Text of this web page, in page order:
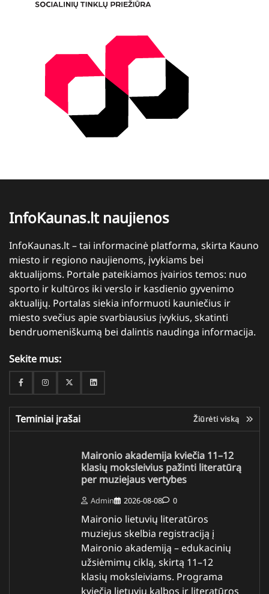
InfoKaunas.lt naujienos
InfoKaunas.lt – tai informacinė platforma, skirta Kauno
miesto ir regiono naujienoms, įvykiams bei
aktualijoms. Portale pateikiamos įvairios temos: nuo
sporto ir kultūros iki verslo ir kasdienio gyvenimo
aktualijų. Portalas siekia informuoti kauniečius ir
miesto svečius apie svarbiausius įvykius, skatinti
bendruomeniškumą bei dalintis naudinga informacija.
Sekite mus:
FacebookInstagramTwitterLinkedin
Teminiai įrašai Žiūrėti viską
Maironio akademija kviečia 11–12
klasių moksleivius pažinti literatūrą
per muziejaus vertybes
Admin 2026-08-08 0
Maironio lietuvių literatūros
muziejus skelbia registraciją į
Maironio akademiją – edukacinių
užsiėmimų ciklą, skirtą 11–12
klasių moksleiviams. Programa
kviečia lietuvių kalbos ir literatūros